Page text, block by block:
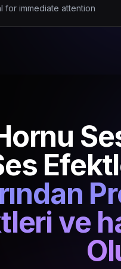
for immediate attention
ve